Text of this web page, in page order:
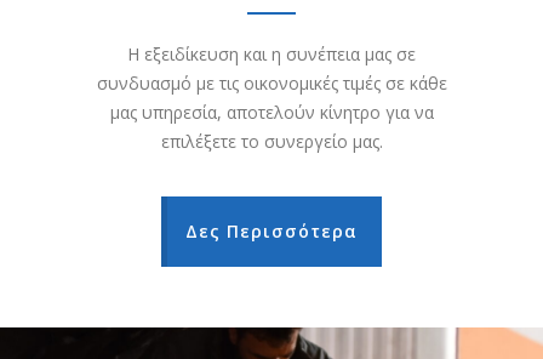
Η εξειδίκευση και η συνέπεια μας σε
συνδυασμό με τις οικονομικές τιμές σε κάθε
μας υπηρεσία, αποτελούν κίνητρο για να
επιλέξετε το συνεργείο μας.
Δες Περισσότερα